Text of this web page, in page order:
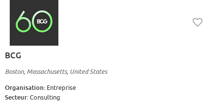
BCG
Boston, Massachusetts, United States
Organisation: Entreprise
Secteur:Consulting